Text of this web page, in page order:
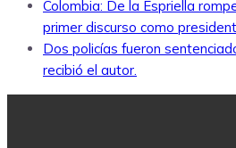
Colombia: De la Espriella
primer discurso como
Dos policías fueron
recibió el autor.